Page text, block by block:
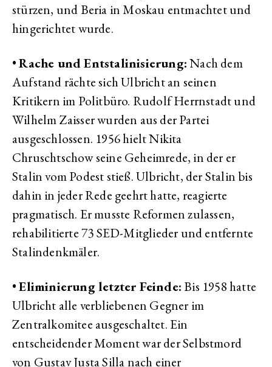
stürzen, und Beria in Moskau entmachtet und
hingerichtet wurde.
•Rache und Entstalinisierung:Nach dem
Aufstand rächte sich Ulbricht an seinen
Kritikern im Politbüro. Rudolf Herrnstadt und
Wilhelm Zaisser wurden aus der Partei
ausgeschlossen. 1956 hielt Nikita
Chruschtschow seine Geheimrede, in der er
Stalin vom Podest stieß. Ulbricht, der Stalin bis
dahin in jeder Rede geehrt hatte, reagierte
pragmatisch. Er musste Reformen zulassen,
rehabilitierte 73 SED-Mitglieder und entfernte
Stalindenkmäler.
•Eliminierung letzter Feinde:Bis 1958 hatte
Ulbricht alle verbliebenen Gegner im
Zentralkomitee ausgeschaltet. Ein
entscheidender Moment war der Selbstmord
von Gustav Justa Silla nach einer